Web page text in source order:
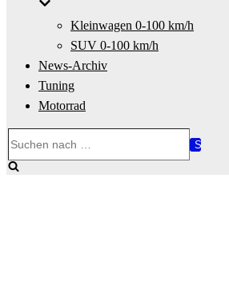
Kleinwagen 0-100 km/h
SUV 0-100 km/h
News-Archiv
Tuning
Motorrad
nach …